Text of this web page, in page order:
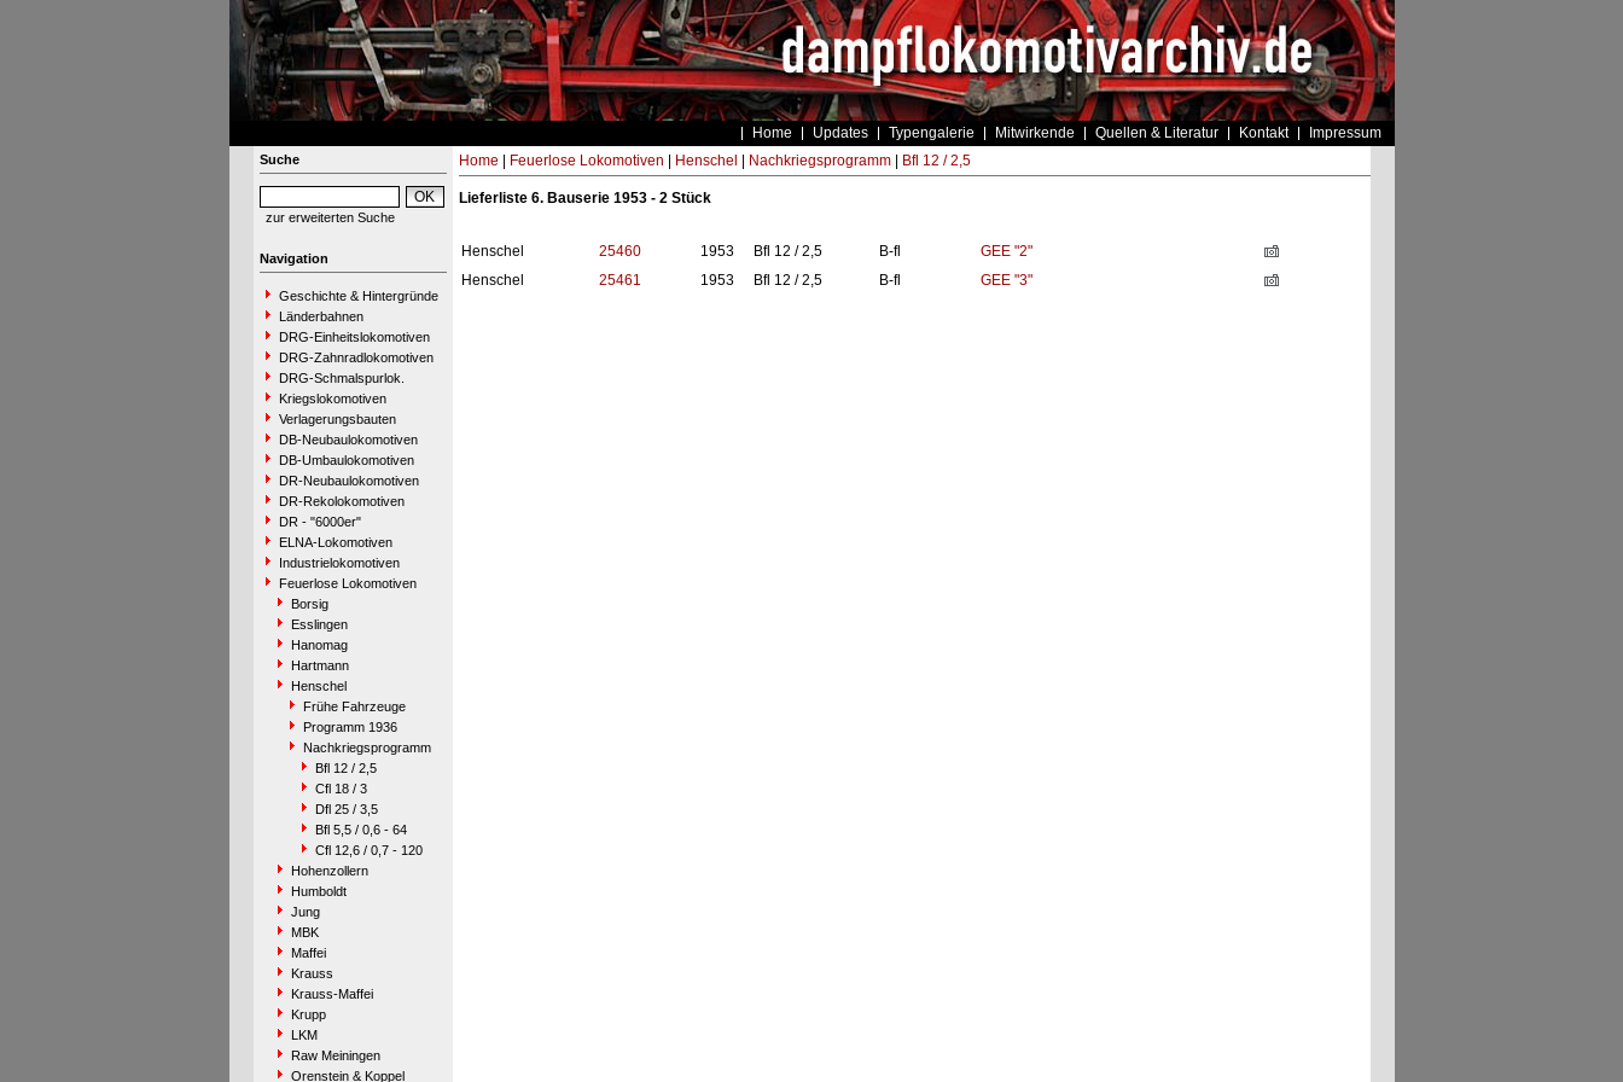
Home Updates Typengalerie Mitwirkende Quellen & Literatur Kontakt Impressum
Suche
zur erweiterten Suche
Navigation
Geschichte & Hintergründe
Länderbahnen
DRG-Einheitslokomotiven
DRG-Zahnradlokomotiven
DRG-Schmalspurlok.
Kriegslokomotiven
Verlagerungsbauten
DB-Neubaulokomotiven
DB-Umbaulokomotiven
DR-Neubaulokomotiven
DR-Rekolokomotiven
DR - "6000er"
ELNA-Lokomotiven
Industrielokomotiven
Feuerlose Lokomotiven
Borsig
Esslingen
Hanomag
Hartmann
Henschel
Frühe Fahrzeuge
Programm 1936
Nachkriegsprogramm
Bfl 12 / 2,5
Cfl 18 / 3
Dfl 25 / 3,5
Bfl 5,5 / 0,6 - 64
Cfl 12,6 / 0,7 - 120
Hohenzollern
Humboldt
Jung
MBK
Maffei
Krauss
Krauss-Maffei
Krupp
LKM
Raw Meiningen
Orenstein & Koppel
Home Feuerlose Lokomotiven Henschel Nachkriegsprogramm| Bfl 12 / 2,5
Lieferliste 6. Bauserie 1953 - 2 Stück
Henschel 25460 1953 Bfl 12 / 2,5 B-fl
GEE "2"
Henschel
25461 1953 Bfl 12 / 2,5 B-fl GEE "3"